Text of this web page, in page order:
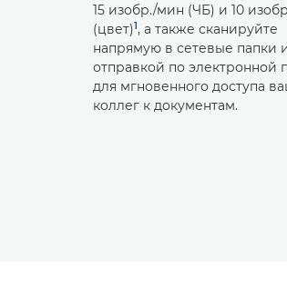
15 изобр./мин (ЧБ) и 10
(цвет)1, а также сканируйте
напрямую в сетевые папки
отправкой по электронной
для мгновенного доступа
коллег к документам.